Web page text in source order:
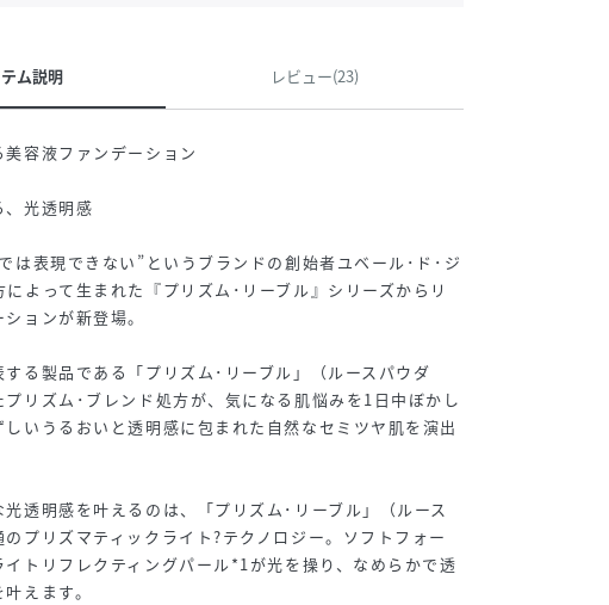
ム説明 レビュー(23)
容液ファンデーション
、光透明感
は表現できない”というブランドの創始者ユベール･ド･ジ
よって生まれた『プリズム･リーブル』シリーズからリ
ョンが新登場。
る製品である「プリズム･リーブル」（ルースパウダ
プリズム･ブレンド処方が、気になる肌悩みを1日中ぼかし
いうるおいと透明感に包まれた自然なセミツヤ肌を演出
透明感を叶えるのは、「プリズム･リーブル」（ルース
プリズマティックライト?テクノロジー。ソフトフォー
イトリフレクティングパール*1が光を操り、なめらかで透
えます。